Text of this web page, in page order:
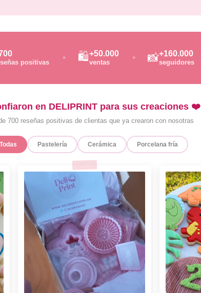
positivas 🛍️+50.000
ventas 📸+160.000
seguidores
en DELIPRINT para sus creaciones ❤️
700 reseñas positivas de clientas que ya crearon con nosotras
Todas Pastelería Cerámica Porcelana fría